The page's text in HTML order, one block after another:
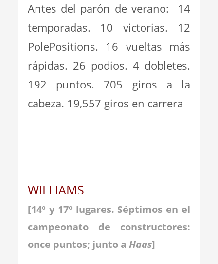
Antes del parón de verano: 14
temporadas. 10 victorias. 12
PolePositions. 16 vueltas más
rápidas. 26 podios. 4 dobletes.
192 puntos. 705 giros a la
cabeza. 19,557 giros en carrera
WILLIAMS
[14º y 17º lugares. Séptimos en el
campeonato de constructores:
once puntos; junto aHaas]